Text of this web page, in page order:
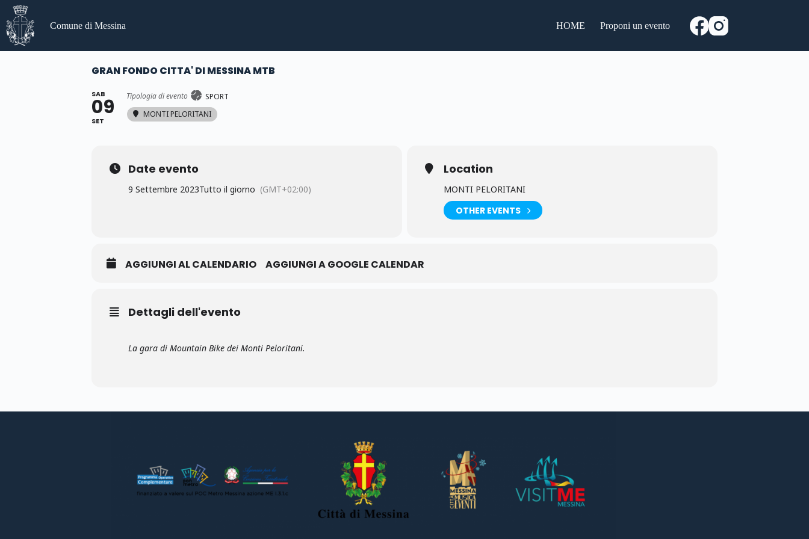
Salta
contenuto
Comune di Messina HOME Proponi un evento
GRAN FONDO CITTA' DI MESSINA MTB
SAB
09
SET
Tipologia di evento
SPORT
MONTI PELORITANI
Date evento
9 Settembre 2023Tutto il giorno (GMT+02:00)
Location
MONTI PELORITANI
OTHER EVENTS
AGGIUNGI AL CALENDARIO AGGIUNGI A GOOGLE CALENDAR
Dettagli dell'evento
La gara di Mountain Bike dei Monti Peloritani.